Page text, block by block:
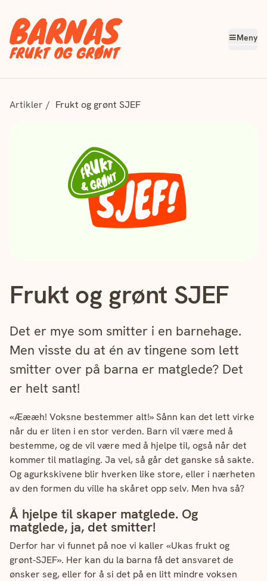
Meny
Artikler Frukt og grønt SJEF
Frukt og grønt SJEF
Det er mye som smitter i en barnehage.
Men visste du at én av tingene som lett
smitter over på barna er matglede? Det
er helt sant!
«Æææh! Voksne bestemmer alt!» Sånn kan det lett virke
når du er liten i en stor verden. Barn vil være med å
bestemme, og de vil være med å hjelpe til, også når det
kommer til matlaging. Ja vel, så går det ganske så sakte.
Og agurkskivene blir hverken like store, eller i nærheten
av den formen du ville ha skåret opp selv. Men hva så?
Å hjelpe til skaper matglede. Og
matglede, ja, det smitter!
Derfor har vi funnet på noe vi kaller «Ukas frukt og
grønt-SJEF». Her kan du la barna få det ansvaret de
ønsker seg, eller for å si det på en litt mindre voksen